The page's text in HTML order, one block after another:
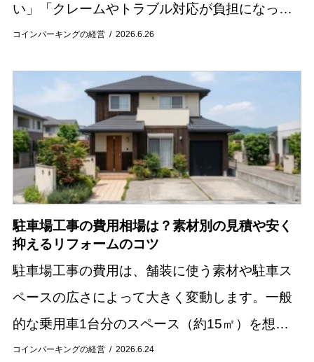
コインパーキングの経営 2026.6.26
い」「クレームやトラブル対応が負担になって
いる」といった悩みを抱えているオーナー様は
手続き...
コインパーキングの経営 2026.6.24
駐車場工事の費用相場は？素材別の見積や安く
抑えるリフォームのコツ
駐車場工事の費用は、舗装に使う素材や駐車ス
ペースの広さによって大きく変動します。一般
的な乗用車1台分のスペース（約15㎡）を想定
した場合、費用相場はおおよそ10万円から40万